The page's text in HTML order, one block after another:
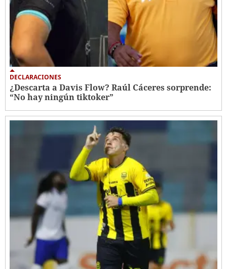
DECLARACIONES
¿Descarta a Davis Flow? Raúl Cáceres sorprende:
“No hay ningún tiktoker”